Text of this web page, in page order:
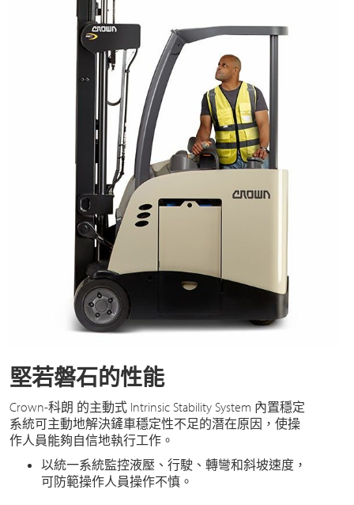
堅若磐石的性能
Crown-科朗 的主動式 Intrinsic Stability System 內置穩定
系統可主動地解決鏟車穩定性不足的潛在原因，使操
作人員能夠自信地執行工作。
以統一系統監控液壓、行駛、轉彎和斜坡速度，
可防範操作人員操作不慎。